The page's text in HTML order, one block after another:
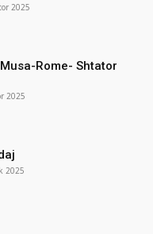
2025
Rome- Shtator
2025
2025